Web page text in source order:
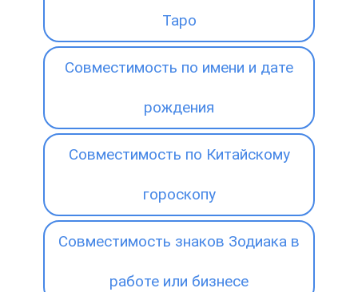
Таро
Совместимость по имени и дате
рождения
Совместимость по Китайскому
гороскопу
Совместимость знаков Зодиака в
работе или бизнесе